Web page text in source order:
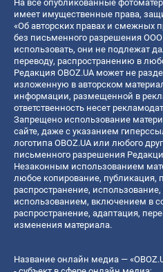
На все опубликованные
имеет имущественные права,
«Об авторских правах и смежных
без письменного разрешения ООО
использовать, они не подлежат
переводу, распространению в
Редакция OBOZ.UA может не
изложенную в авторском
информации, размещенной в
ответственность несет
Запрещено использование
сайте, даже с указанием
логотипа OBOZ.UA или любого
письменного разрешения
Незаконным использованием
любое копирование, публикация,
распространение, использование,
использованием, включением в
распространение, адаптация,
изменения материала.
Название онлайн медиа —